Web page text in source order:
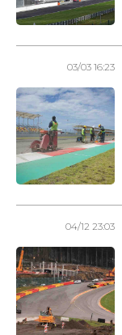
03/03 16:23
04/12 23:03